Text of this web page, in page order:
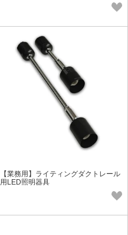
【業務用】ライティングダクトレール
用LED照明器具